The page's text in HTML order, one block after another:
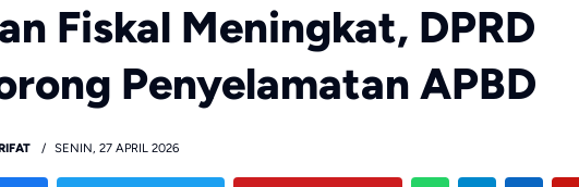
Fiskal Meningkat, DPRD
Penyelamatan APBD
SENIN, 27 APRIL 2026